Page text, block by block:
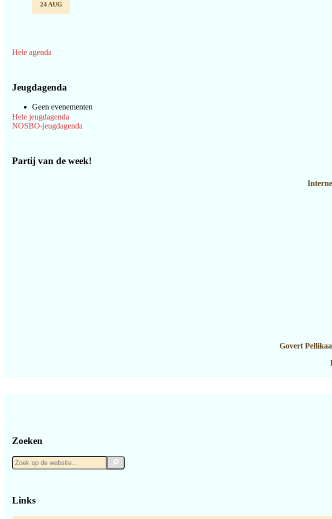
24 AUG
Hele agenda
Jeugdagenda
Geen evenementen
Hele jeugdagenda
NOSBO-jeugdagenda
Partij van de week!
Govert
Zoeken
Zoek
op
Zoek
Links